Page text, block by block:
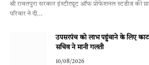
श्री रावतपुरा सरकार इंस्टीट्यूट ऑफ प्रोफेशनल स्टडीज की
परिवार ने दी…
उपसरपंच को लाभ पहुंचाने के लिए
सचिव ने मानी गलती
10/08/2026